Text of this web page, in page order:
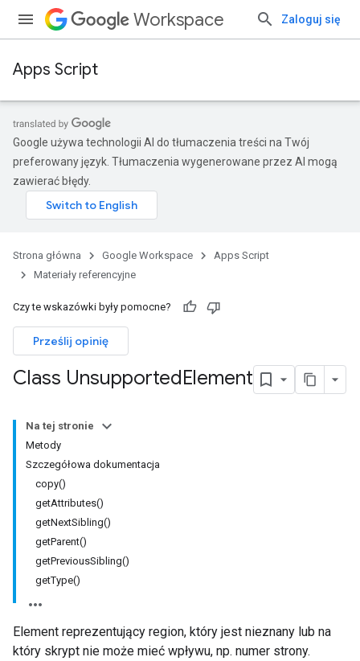
Workspace Zaloguj się
Apps Script
Google używa technologii AI do tłumaczenia treści na Twój
preferowany język. Tłumaczenia wygenerowane przez AI mogą
zawierać błędy.
Strona główna Google Workspace
Apps Script
Materiały referencyjne
Czy te wskazówki były pomocne?
Prześlij opinię
Class UnsupportedElement
Na tej stronie
Metody
Szczegółowa dokumentacja
copy()
getAttributes()
getNextSibling()
getParent()
getPreviousSibling()
getType()
Element reprezentujący region, który jest nieznany lub na
który skrypt nie może mieć wpływu, np. numer strony.